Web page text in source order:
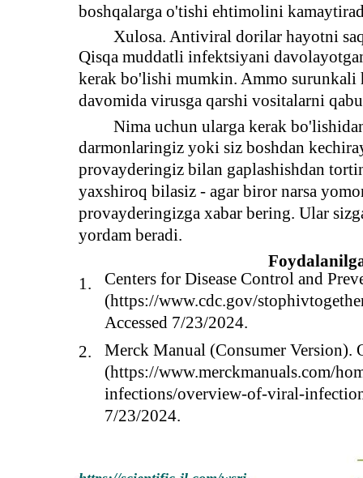
boshqalarga o'tishi ehtimolini
Xulosa. Antiviral dorilar hayotni
Qisqa muddatli infektsiyani
kerak bo'lishi mumkin. Ammo
davomida virusga qarshi vositalarni
Nima uchun ularga kerak
darmonlaringiz yoki siz boshdan
provayderingiz bilan gaplashishdan
yaxshiroq bilasiz - agar biror narsa
provayderingizga xabar bering. Ular
yordam beradi.
1.
Centers for Disease Control and
(https://www.cdc.gov/
Accessed 7/23/2024.
2.
Merck Manual (Consumer
(https://www.merckmanuals.com/
infections/overview-of-viral-
7/23/2024.